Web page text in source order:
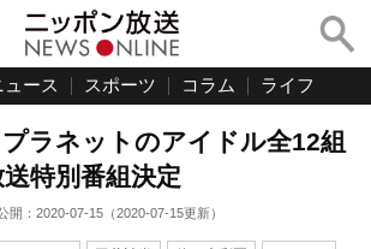
ュース スポーツ コラム ライフ
ラネットのアイドル全12組
特別番組決定
： 2020-07-15 （2020-07-15更新）